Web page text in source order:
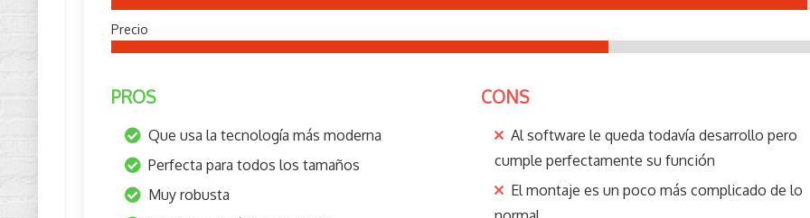
Precio
PROS
Que usa la tecnología más moderna
Perfecta para todos los tamaños
Muy robusta
CONS
Al software le queda todavía desarrollo pero
cumple perfectamente su función
El montaje es un poco más complicado de lo